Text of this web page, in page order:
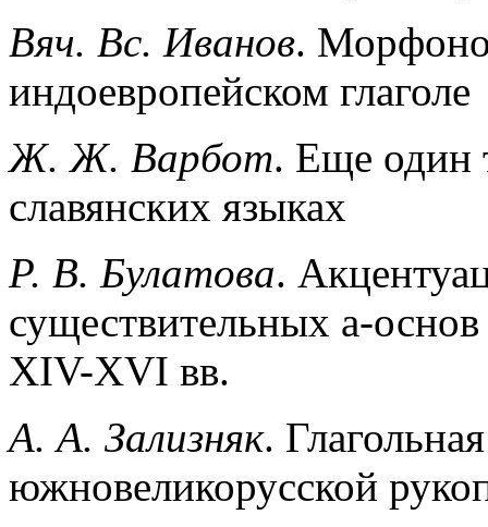
Вяч. Вс. Иванов.
индоевропейском глаголе
Ж. Ж. Варбот. Еще один
славянских языках
Р. В. Булатова.
существительных а-
XIV-XVI вв.
А. А. Зализняк.
южновеликорусской